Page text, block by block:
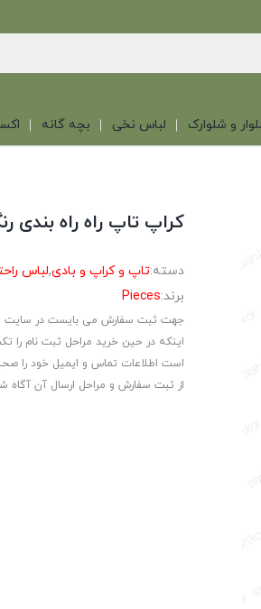
و شلوارک لباس نخی بچه گانه
کراپ تاپ راه راه بندی
دسته:تاپ و کراپ و بادی,لباس
برند:Pieces
جهت ثبت سفارش می بایست در سایت
اینکه در حین خرید مراحل ثبت نام را
است اطلاعات تماس و ایمیل خود را
از ثبت سفارش و مراحل ارسال آن آگاه